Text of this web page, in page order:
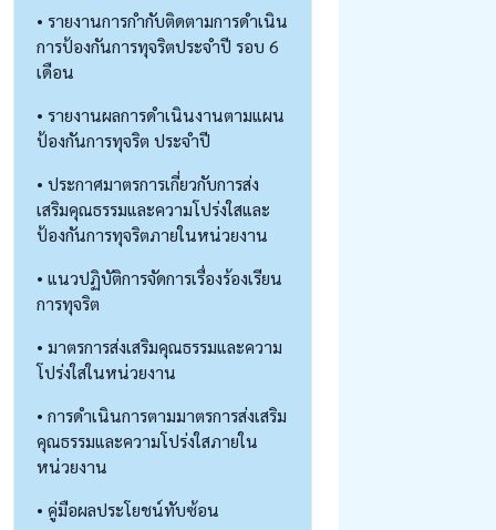
• รายงานการกำกับติดตามการดำเนิน
การป้องกันการทุจริตประจำปี รอบ 6
เดือน
• รายงานผลการดำเนินงานตามแผน
ป้องกันการทุจริต ประจำปี
• ประกาศมาตรการเกี่ยวกับการส่ง
เสริมคุณธรรมและความโปร่งใสและ
ป้องกันการทุจริตภายในหน่วยงาน
• แนวปฏิบัติการจัดการเรื่องร้องเรียน
การทุจริต
• มาตรการส่งเสริมคุณธรรมและความ
โปร่งใสในหน่วยงาน
• การดำเนินการตามมาตรการส่งเสริม
คุณธรรมและความโปร่งใสภายใน
หน่วยงาน
• คู่มือผลประโยชน์ทับซ้อน